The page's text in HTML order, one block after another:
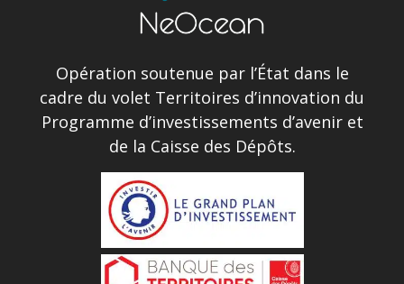
Opération soutenue par l’État dans le
cadre du volet Territoires d’innovation du
Programme d’investissements d’avenir et
de la Caisse des Dépôts.